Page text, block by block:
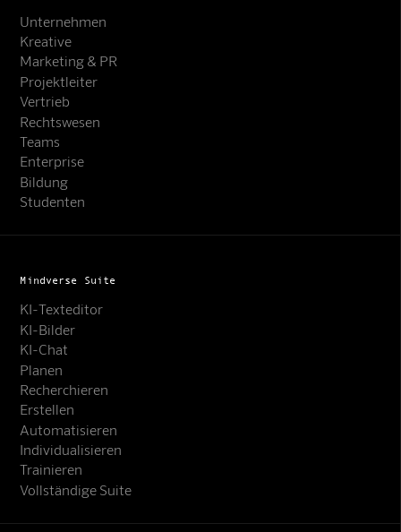
Unternehmen
Kreative
Marketing & PR
Projektleiter
Vertrieb
Rechtswesen
Teams
Enterprise
Bildung
Studenten
Mindverse Suite
KI-Texteditor
KI-Bilder
KI-Chat
Planen
Recherchieren
Erstellen
Automatisieren
Individualisieren
Trainieren
Vollständige Suite